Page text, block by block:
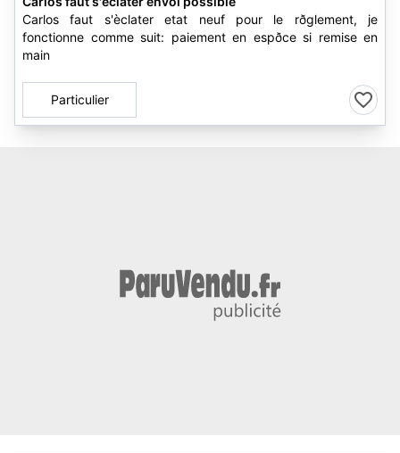
Carlos faut s'èclater etat neuf pour le rðglement, je
fonctionne comme suit: paiement en espðce si remise en
main
Particulier